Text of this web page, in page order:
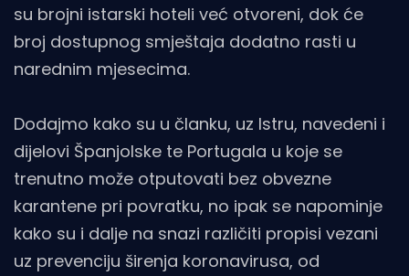
su brojni istarski hoteli već otvoreni, dok će
broj dostupnog smještaja dodatno rasti u
narednim mjesecima.
Dodajmo kako su u članku, uz Istru, navedeni i
dijelovi Španjolske te Portugala u koje se
trenutno može otputovati bez obvezne
karantene pri povratku, no ipak se napominje
kako su i dalje na snazi različiti propisi vezani
uz prevenciju širenja koronavirusa, od